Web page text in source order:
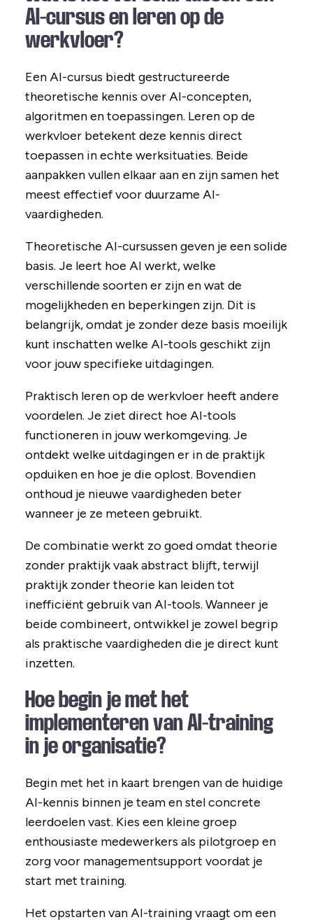
AI-cursus en leren op de
werkvloer?
Een AI-cursus biedt gestructureerde
theoretische kennis over AI-concepten,
algoritmen en toepassingen. Leren op de
werkvloer betekent deze kennis direct
toepassen in echte werksituaties. Beide
aanpakken vullen elkaar aan en zijn samen het
meest effectief voor duurzame AI-
vaardigheden.
Theoretische AI-cursussen geven je een solide
basis. Je leert hoe AI werkt, welke
verschillende soorten er zijn en wat de
mogelijkheden en beperkingen zijn. Dit is
belangrijk, omdat je zonder deze basis moeilijk
kunt inschatten welke AI-tools geschikt zijn
voor jouw specifieke uitdagingen.
Praktisch leren op de werkvloer heeft andere
voordelen. Je ziet direct hoe AI-tools
functioneren in jouw werkomgeving. Je
ontdekt welke uitdagingen er in de praktijk
opduiken en hoe je die oplost. Bovendien
onthoud je nieuwe vaardigheden beter
wanneer je ze meteen gebruikt.
De combinatie werkt zo goed omdat theorie
zonder praktijk vaak abstract blijft, terwijl
praktijk zonder theorie kan leiden tot
inefficiënt gebruik van AI-tools. Wanneer je
beide combineert, ontwikkel je zowel begrip
als praktische vaardigheden die je direct kunt
inzetten.
Hoe begin je met het
implementeren van AI-training
in je organisatie?
Begin met het in kaart brengen van de huidige
AI-kennis binnen je team en stel concrete
leerdoelen vast. Kies een kleine groep
enthousiaste medewerkers als pilotgroep en
zorg voor managementsupport voordat je
start met training.
Het opstarten van AI-training vraagt om een